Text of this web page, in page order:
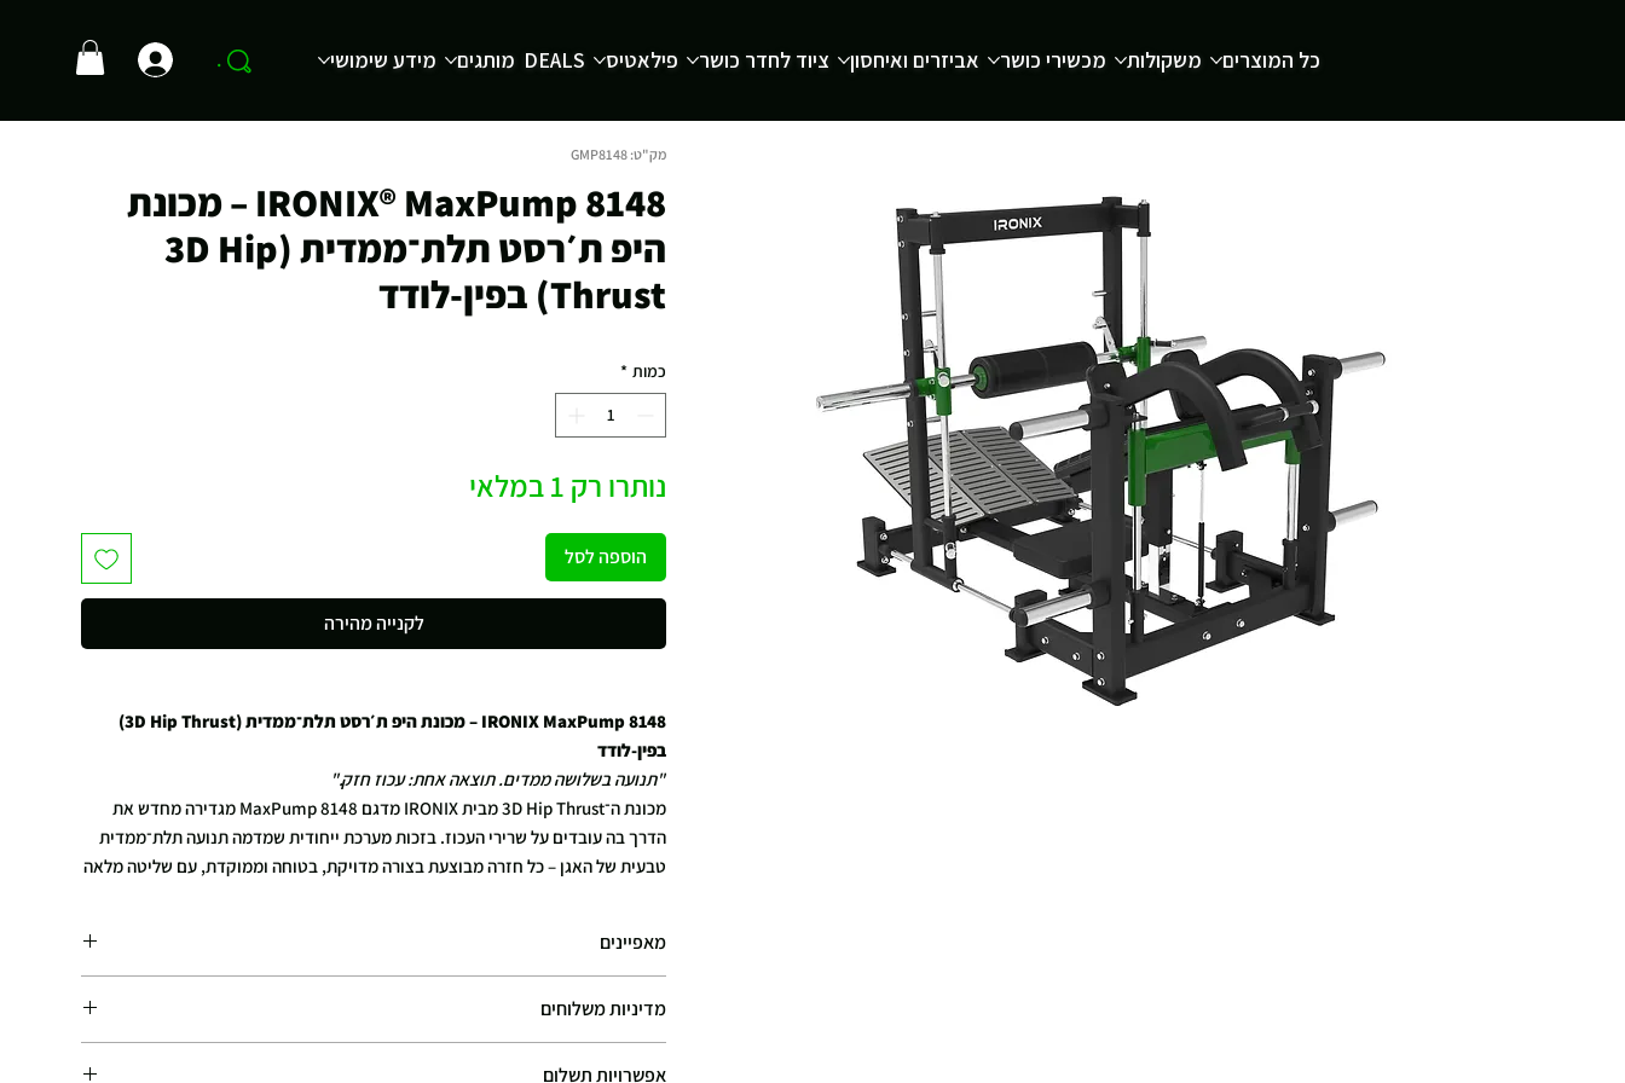
כל המוצרים משקולות מכשירי כושר אביזרים ואיחסון ציוד לחדר כושר פילאטיס DEALS מותגים מידע שימושי .
מק"ט: GMP8148
IRONIX® MaxPump 8148 – מכונת
היפ ת׳רסט תלת־ממדית (3D Hip
Thrust) בפין-לודד
כמות *
נותרו רק 1 במלאי
הוספה לסל
לקנייה מהירה
IRONIX MaxPump 8148 – מכונת היפ ת׳רסט תלת־ממדית (3D Hip Thrust)
בפין-לודד
"תנועה בשלושה ממדים. תוצאה אחת: עכוז חזק."
מכונת ה־3D Hip Thrust מבית IRONIX מדגם MaxPump 8148 מגדירה מחדש את
הדרך בה עובדים על שרירי העכוז. בזכות מערכת ייחודית שמדמה תנועה תלת־ממדית
טבעית של האגן – כל חזרה מבוצעת בצורה מדויקת, בטוחה וממוקדת, עם שליטה מלאה
המבנה המתקדם כולל מערכת נעילה חכמה, ריפוד גלילי נוח לאגן, מדרך רגליים מחורץ
ותחנת טעינה Plate Loaded שמאפשרת עבודה בעומסים משתנים – כל זה תוך שמירה
על יציבות, נוחות ובטיחות מרבית.
שימוש עיקרי:
מאפיינים
מדיניות משלוחים
אפשרויות תשלום